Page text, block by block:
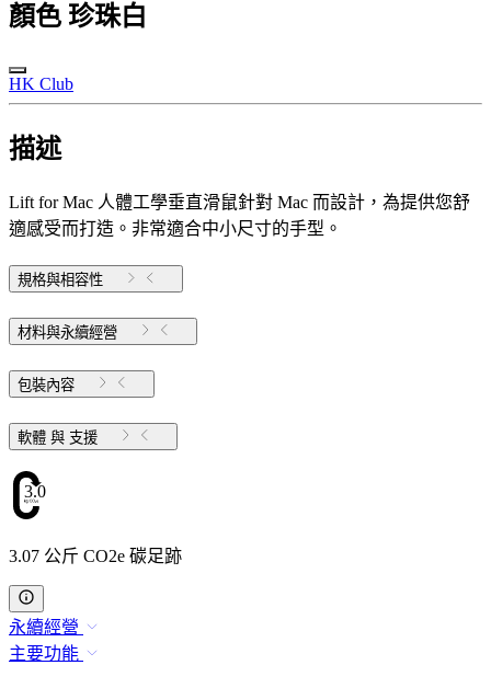
顏色 珍珠白
HK Club
描述
Lift for Mac 人體工學垂直滑鼠針對 Mac 而設計，為提供您舒
適感受而打造。非常適合中小尺寸的手型。
規格與相容性
材料與永續經營
包裝內容
軟體 與 支援
3.07
3.07 公斤 CO2e 碳足跡
永續經營
主要功能